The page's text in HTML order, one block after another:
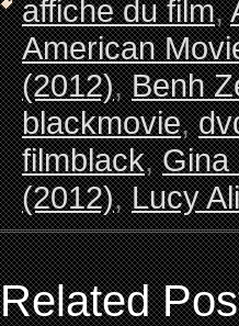
affiche du film,
American
(2012),Benh
blackmovie,
filmblack,Gina
(2012),Lucy
Related